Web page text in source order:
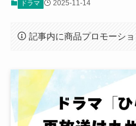
ドラマ 2025-11-14
記事内に商品プロモーシ